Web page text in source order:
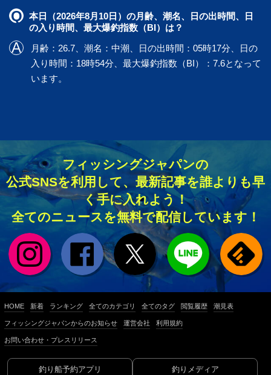
本日（2026年8月10日）の月齢、潮名、日の出時間、日
の入り時間、最大爆釣指数（BI）は？
月齢：26.7、潮名：中潮、日の出時間：05時17分、日の
入り時間：18時54分、最大爆釣指数（BI）：7.6となって
います。
フィッシングジャパンの
公式SNSを利用して、最新記事を誰よりも早
く手に入れよう！
全てのニュースを無料で配信しています！
HOME 新着 ランキング 全てのカテゴリ 全てのタグ 閲覧履歴 潮見表
フィッシングジャパンからのお知らせ 運営会社 利用規約
お問い合わせ・プレスリリース
釣り船予約アプリ
釣りメディア